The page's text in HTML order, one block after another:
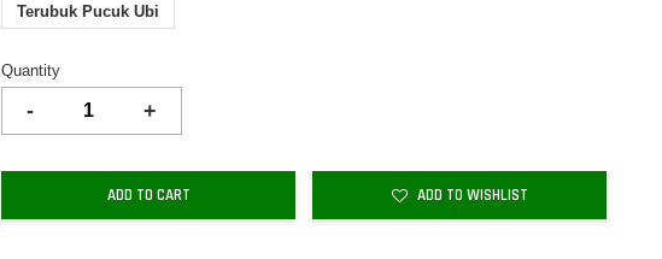
Terubuk Pucuk Ubi
Quantity
- +
ADD TO CART ADD TO WISHLIST